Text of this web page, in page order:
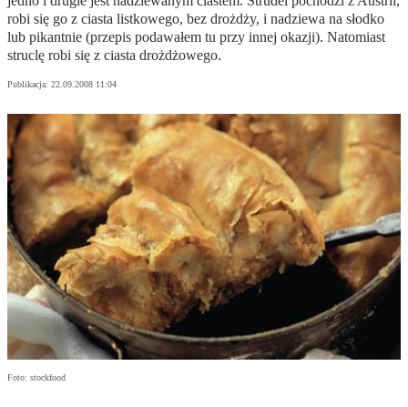
robi się go z ciasta listkowego, bez drożdży, i nadziewa na słodko
lub pikantnie (przepis podawałem tu przy innej okazji). Natomiast
struclę robi się z ciasta drożdżowego.
Publikacja: 22.09.2008 11:04
Foto: stockfood